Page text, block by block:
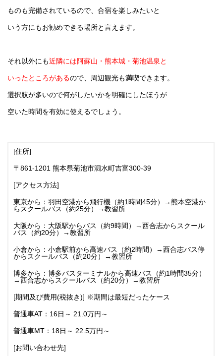
ものも完備されているので、合宿を楽しみたいと
いう方にもお勧めできる場所と言えます。
それ以外にも近隣には阿蘇山・熊本城・菊池温泉と
いったところがあるので、周辺観光も満喫できます。
選択肢が多いので何がしたいかを明確にしたほうが
空いた時間を有効に使えるでしょう。
[住所]
〒861-1201 熊本県菊池市泗水町吉富300-39
[アクセス方法]
東京から：羽田空港から飛行機（約1時間45分）→熊本空港か
らスクールバス（約25分）→教習所
大阪から：大阪駅からバス（約9時間）→西合志からスクール
バス（約20分）→教習所
小倉から：小倉駅前から高速バス（約2時間）→西合志バス停
からスクールバス（約20分）→教習所
博多から：博多バスターミナルから高速バス（約1時間35分）
→西合志からスクールバス（約20分）→教習所
[期間及び費用(税抜き)] ※期間は最短だったケース
普通車AT：16日～ 21.0万円～
普通車MT：18日～ 22.5万円～
[お問い合わせ先]